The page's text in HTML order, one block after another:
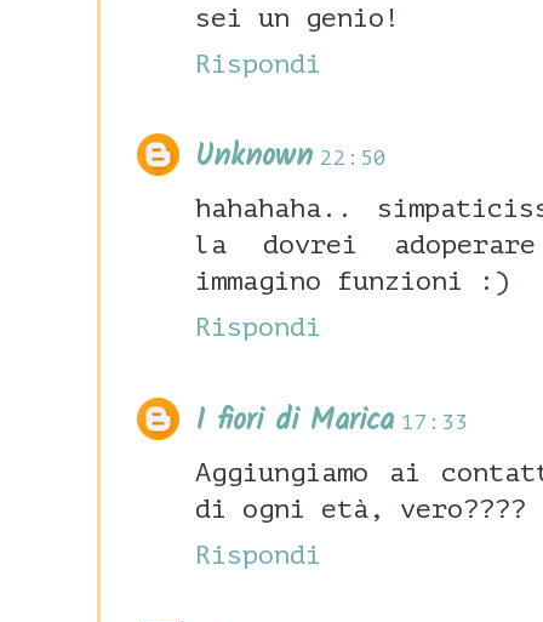
sei un genio!
Rispondi
Unknown 22:50
hahahaha..
la dovrei
immagino funzioni :)
Rispondi
I fiori di Marica 17:33
Aggiungiamo ai
di ogni età, vero????
Rispondi